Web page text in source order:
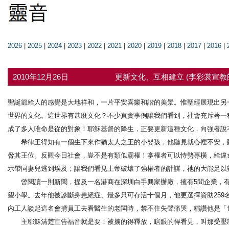
2026 | 2025 | 2024 | 2023 | 2022 | 2021 | 2020 | 2019 | 2018 | 2017 | 2016 |
2010年12月26日 更新文化、互相建立 (李彩裳宣
聖誕節給人的感覺是大地祥和，一片平安喜樂和諧的美景。惟聖經展現出
世界的文化。這世界有甚麼文化？不少真實事例讓我們看到，社會充斥著
成了多人唯命是從的對象！耶穌基督的降生，正要更新這種文化，向強者
希律王得知有一個生下來作猶太人之王的小嬰孩，他聽見就心裡不安，
脅其王位。反觀今日社會，豈不是有類似霸權！掌權者可以恃勢專橫，給
示帶同妻兒逃到埃及；讓我們看見上帝破壞了強權者的計謀，祂的大能足
曾閱讀一則新聞，提及一名港商在深圳白手興家辦廠，擁有5間企業，
望小學。去年他被診斷身患絕症、最多只可存活十個月，他更選擇資助
內工人談起這名會揹員工去看醫生的老闆時，禁不住失聲痛哭，稱讚他是
主耶穌清楚宣告福音就是要：被擄的得釋放，瞎眼的得看見，叫那受壓